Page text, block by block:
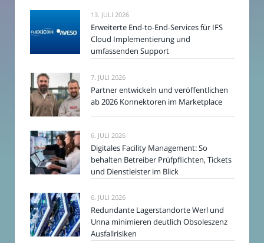
13. JULI 2026
Erweiterte End-to-End-Services für IFS
Cloud Implementierung und
umfassenden Support
7. JULI 2026
Partner entwickeln und veröffentlichen
ab 2026 Konnektoren im Marketplace
6. JULI 2026
Digitales Facility Management: So
behalten Betreiber Prüfpflichten, Tickets
und Dienstleister im Blick
6. JULI 2026
Redundante Lagerstandorte Werl und
Unna minimieren deutlich Obsoleszenz
Ausfallrisiken